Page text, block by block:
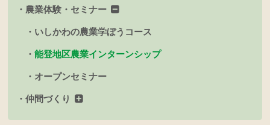
農業体験・セミナー
いしかわの農業学ぼうコース
能登地区農業インターンシップ
オープンセミナー
仲間づくり